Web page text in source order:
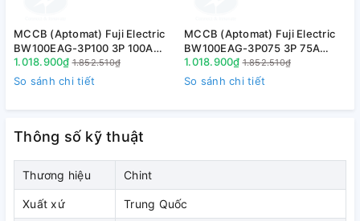
MCCB (Aptomat) Fuji Electric
BW100EAG-3P100 3P 100A
10kA
1.018.900₫ 1.852.510₫
So sánh chi tiết
MCCB (Aptomat) Fuji Electric
BW100EAG-3P075 3P 75A
10kA
1.018.900₫ 1.852.510₫
So sánh chi tiết
Thông số kỹ thuật
Thương hiệu Chint
Xuất xứ Trung Quốc